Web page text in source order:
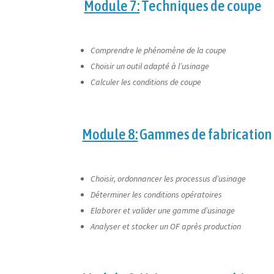
Module 7:Techniques de coupe
Comprendre le phénomène de la coupe
Choisir un outil adapté à l’usinage
Calculer les conditions de coupe
Module 8:Gammes de fabrication
Choisir, ordonnancer les processus d’usinage
Déterminer les conditions opératoires
Elaborer et valider une gamme d’usinage
Analyser et stocker un OF après production